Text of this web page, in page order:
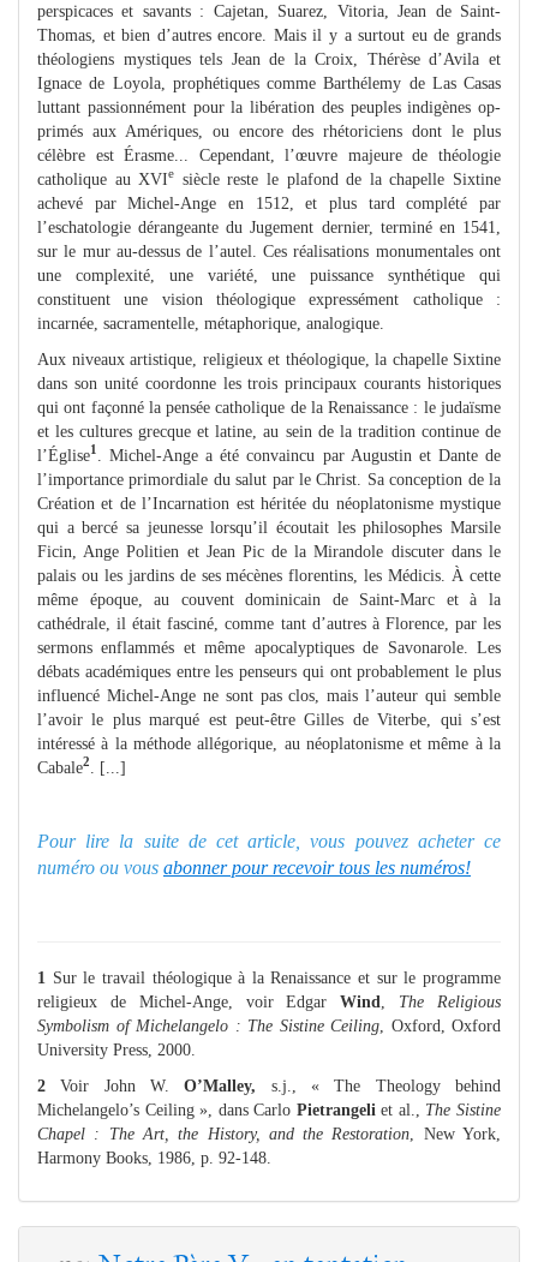
perspicaces et savants : Cajetan, Suarez, Vitoria, Jean de Saint-
Thomas, et bien d’autres encore. Mais il y a surtout eu de grands
théologiens mystiques tels Jean de la Croix, Thérèse d’Avila et
Ignace de Loyola, prophétiques comme Barthélemy de Las Casas
luttant passionnément pour la libération des peuples indigènes op-
primés aux Amériques, ou encore des rhétoriciens dont le plus
célèbre est Érasme... Cependant, l’œuvre majeure de théologie
catholique au XVIe
siècle reste le plafond de la chapelle Sixtine
achevé par Michel-Ange en 1512, et plus tard complété par
l’eschatologie dérangeante du Jugement dernier, terminé en 1541,
sur le mur au-dessus de l’autel. Ces réalisations monumentales ont
une complexité, une variété, une puissance synthétique qui
constituent une vision théologique expressément catholique :
incarnée, sacramentelle, métaphorique, analogique.
Aux niveaux artistique, religieux et théologique, la chapelle Sixtine
dans son unité coordonne les trois principaux courants historiques
qui ont façonné la pensée catholique de la Renaissance : le judaïsme
et les cultures grecque et latine, au sein de la tradition continue de
l’Église1
. Michel-Ange a été convaincu par Augustin et Dante de
l’importance primordiale du salut par le Christ. Sa conception de la
Création et de l’Incarnation est héritée du néoplatonisme mystique
qui a bercé sa jeunesse lorsqu’il écoutait les philosophes Marsile
Ficin, Ange Politien et Jean Pic de la Mirandole discuter dans le
palais ou les jardins de ses mécènes florentins, les Médicis. À cette
même époque, au couvent dominicain de Saint-Marc et à la
cathédrale, il était fasciné, comme tant d’autres à Florence, par les
sermons enflammés et même apocalyptiques de Savonarole. Les
débats académiques entre les penseurs qui ont probablement le plus
influencé Michel-Ange ne sont pas clos, mais l’auteur qui semble
l’avoir le plus marqué est peut-être Gilles de Viterbe, qui s’est
intéressé à la méthode allégorique, au néoplatonisme et même à la
Cabale2 . [...]
Pour lire la suite de cet article, vous pouvez acheter ce
numéro ou vous abonner pour recevoir tous les numéros!
1 Sur le travail théologique à la Renaissance et sur le programme
religieux de Michel-Ange, voir EdgarWind
The Religious
Symbolism of Michelangelo : The Sistine Ceiling , Oxford, Oxford
University Press, 2000.
2
Voir John W.O’Malley, s.j., « The Theology behind
Michelangelo’s Ceiling », dans Carlo Pietrangeliet al.,
The Sistine
Chapel : The Art, the History, and the Restoration , New York,
Harmony Books, 1986, p. 92-148.